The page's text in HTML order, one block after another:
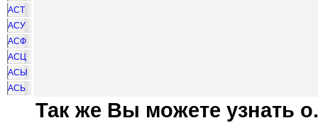
АСТ
АСУ
АСФ
АСЦ
АСЫ
АСЬ
Так же Вы можете узнать